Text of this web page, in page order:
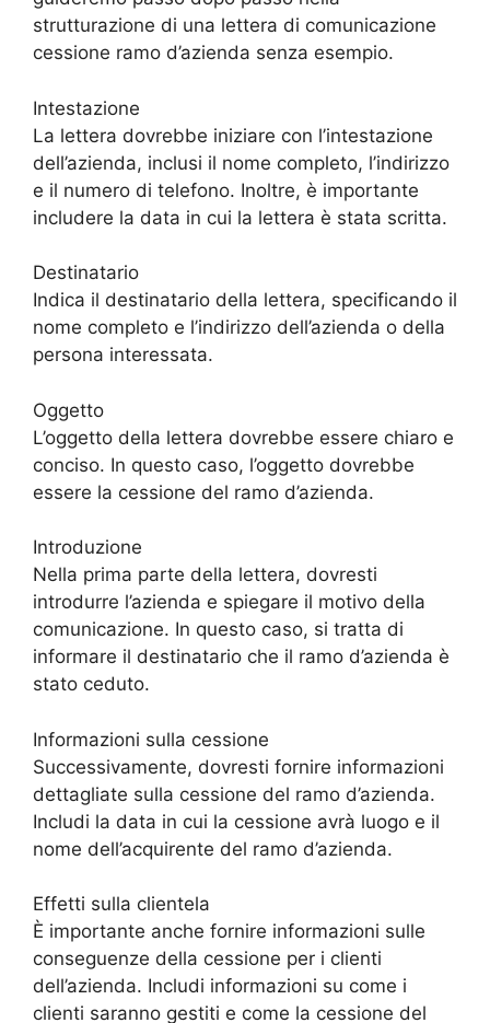
strutturazione di una lettera di comunicazione
cessione ramo d’azienda senza esempio.
Intestazione
La lettera dovrebbe iniziare con l’intestazione
dell’azienda, inclusi il nome completo, l’indirizzo
e il numero di telefono. Inoltre, è importante
includere la data in cui la lettera è stata scritta.
Destinatario
Indica il destinatario della lettera, specificando il
nome completo e l’indirizzo dell’azienda o della
persona interessata.
Oggetto
L’oggetto della lettera dovrebbe essere chiaro e
conciso. In questo caso, l’oggetto dovrebbe
essere la cessione del ramo d’azienda.
Introduzione
Nella prima parte della lettera, dovresti
introdurre l’azienda e spiegare il motivo della
comunicazione. In questo caso, si tratta di
informare il destinatario che il ramo d’azienda è
stato ceduto.
Informazioni sulla cessione
Successivamente, dovresti fornire informazioni
dettagliate sulla cessione del ramo d’azienda.
Includi la data in cui la cessione avrà luogo e il
nome dell’acquirente del ramo d’azienda.
Effetti sulla clientela
È importante anche fornire informazioni sulle
conseguenze della cessione per i clienti
dell’azienda. Includi informazioni su come i
clienti saranno gestiti e come la cessione del